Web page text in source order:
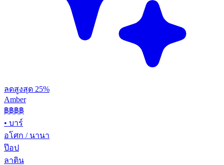
ลดสูงสุด 25%
Amber
฿฿฿฿
• บาร์
อโศก / นานา
ป๊อป
ลาติน